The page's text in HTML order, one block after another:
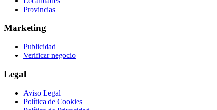
Provincias
Marketing
Publicidad
Verificar negocio
Legal
Aviso Legal
Política de Cookies